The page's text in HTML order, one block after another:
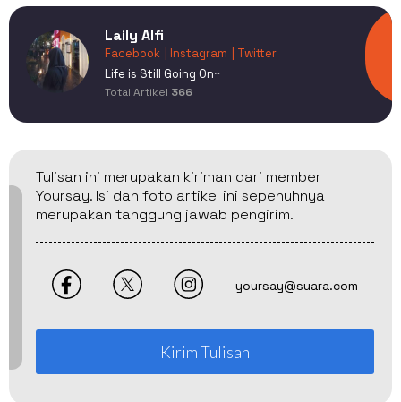
Laily Alfi
Facebook | Instagram
| Twitter
Life is Still Going On~
Total Artikel 366
Tulisan ini merupakan kiriman dari member
Yoursay. Isi dan foto artikel ini sepenuhnya
merupakan tanggung jawab pengirim.
yoursay@suara.com
Kirim Tulisan